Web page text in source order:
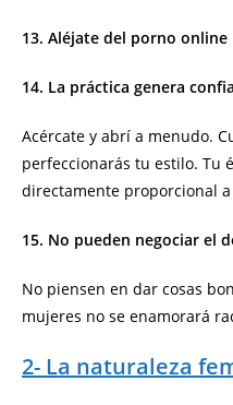
13. Aléjate del porno online
14. La práctica genera
Acércate y abrí a menudo.
perfeccionarás tu estilo. Tu
directamente proporcional
15. No pueden negociar el
No piensen en dar cosas
mujeres no se enamorará
2- La naturaleza